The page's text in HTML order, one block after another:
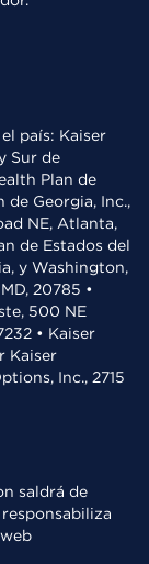
país: Kaiser
Sur de
Plan de
de Georgia, Inc.,
NE, Atlanta,
de Estados del
y Washington,
20785 •
500 NE
• Kaiser
Kaiser
Inc., 2715
saldrá de